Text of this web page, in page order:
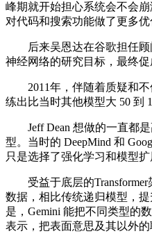
峰期就开始担心系统会不会
对代码和搜索功能做了更多
后来吴恩达在谷歌担任顾
神经网络的研究目标，最终促
2011年，伴随着质疑和不
练出比当时其他模型大 50 到
Jeff Dean 想做的一直都是
型。当时的 DeepMind 和
只是选择了强化学习和模型扩
受益于底层的Transformer
数据，相比传统递归模型，
是，Gemini 能把不同类型的
表示，把表面意思及其以外的